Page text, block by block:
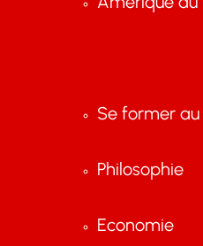
Se former
Philosophie
Economie